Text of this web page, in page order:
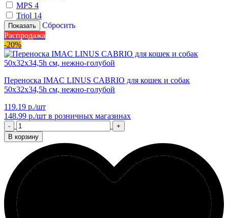
MPS 4
Triol 14
Показать
Сбросить
Распродажа
-20%
Переноска IMAC LINUS CABRIO для кошек и собак
50х32х34,5h см, нежно-голубой
119.19 р./шт
148.99 р./шт в розничных магазинах
-
+
В корзину